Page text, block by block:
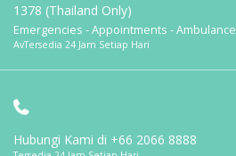
1378 (Thailand Only)
Emergencies - Appointments - Ambulance
AvTersedia 24 Jam Setiap Hari
Hubungi Kami di +66 2066 8888